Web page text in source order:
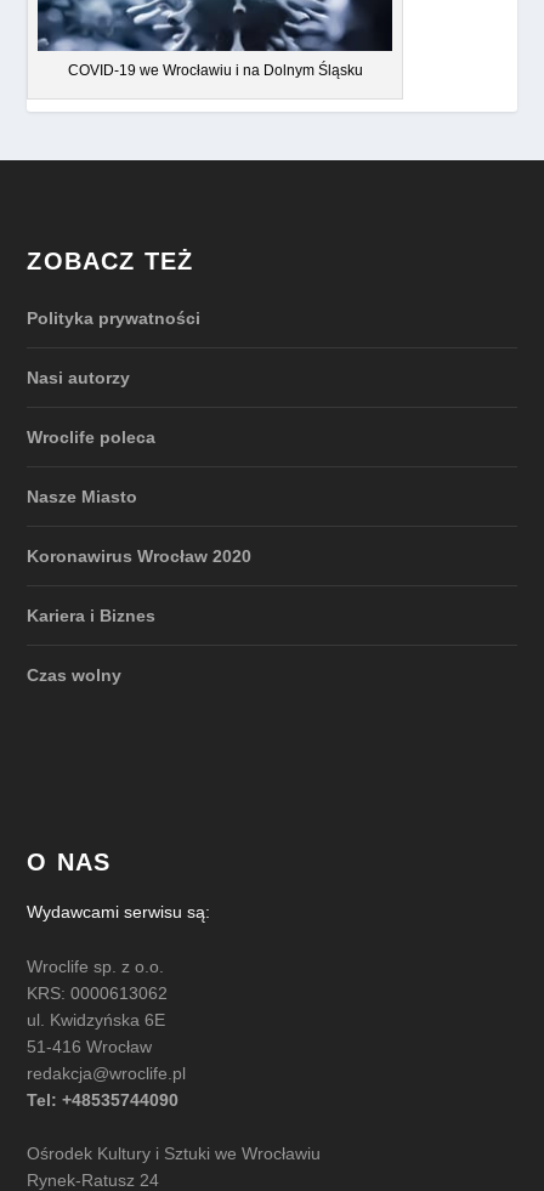
COVID-19 we Wrocławiu i na Dolnym Śląsku
ZOBACZ TEŻ
Polityka prywatności
Nasi autorzy
Wroclife poleca
Nasze Miasto
Koronawirus Wrocław 2020
Kariera i Biznes
Czas wolny
O NAS
Wydawcami serwisu są:
Wroclife sp. z o.o.
KRS: 0000613062
ul. Kwidzyńska 6E
51-416 Wrocław
redakcja@wroclife.pl
Tel: +48535744090
Ośrodek Kultury i Sztuki we Wrocławiu
Rynek-Ratusz 24